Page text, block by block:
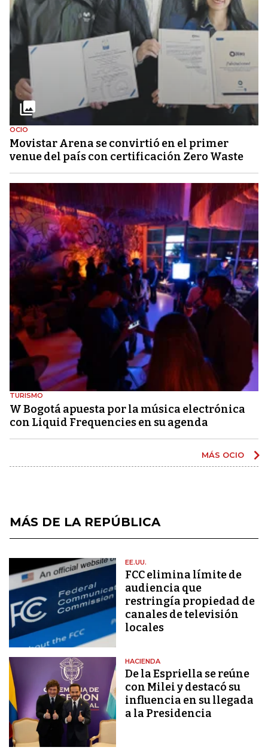
OCIO
Movistar Arena se convirtió en el primer
venue del país con certificación Zero Waste
TURISMO
W Bogotá apuesta por la música electrónica
con Liquid Frequencies en su agenda
MÁS OCIO
MÁS DE LA REPÚBLICA
EE.UU.
FCC elimina límite de
audiencia que
restringía propiedad de
canales de televisión
locales
HACIENDA
De la Espriella se reúne
con Milei y destacó su
influencia en su llegada
a la Presidencia